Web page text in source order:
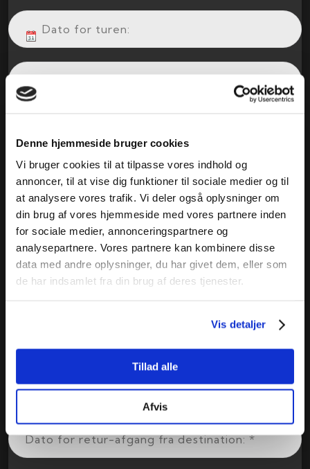
Denne hjemmeside bruger cookies
Vi bruger cookies til at tilpasse vores indhold og
annoncer, til at vise dig funktioner til sociale medier og til
at analysere vores trafik. Vi deler også oplysninger om
din brug af vores hjemmeside med vores partnere inden
for sociale medier, annonceringspartnere og
analysepartnere. Vores partnere kan kombinere disse
data med andre oplysninger, du har givet dem, eller som
de har indsamlet fra din brug af deres tjenester.
Vis detaljer
Tillad alle
Afvis